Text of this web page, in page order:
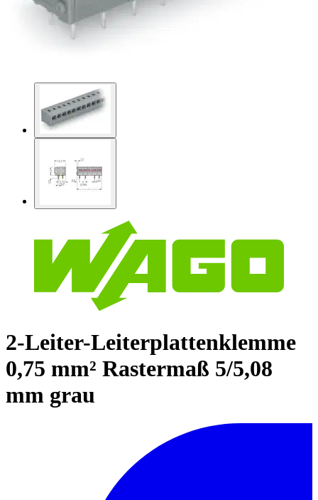
2-Leiter-Leiterplattenklemme
0,75 mm² Rastermaß 5/5,08
mm grau